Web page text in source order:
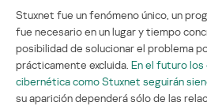
Stuxnet fue un fenómeno único, un
fue necesario en un lugar y tiempo
posibilidad de solucionar el problema
prácticamente excluida. En el futuro los
cibernética como Stuxnet seguirán
su aparición dependerá sólo de las